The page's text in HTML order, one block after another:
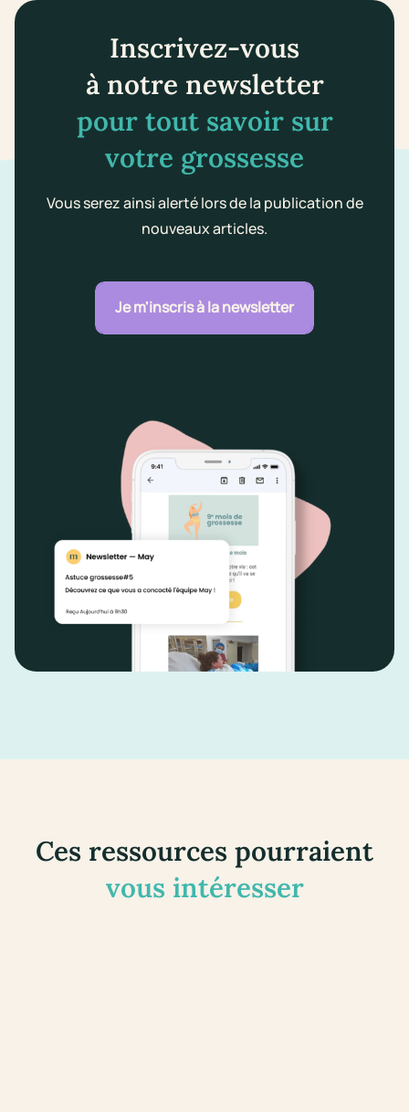
Inscrivez-vous
à notre newsletter
pour tout savoir sur
votre grossesse
Vous serez ainsi alerté lors de la publication de
nouveaux articles.
Je m'inscris à la newsletter
Ces ressources pourraient
vous intéresser